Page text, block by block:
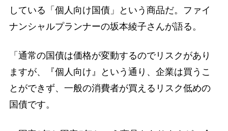
している「個人向け国債」という商品だ。ファイ
ナンシャルプランナーの坂本綾子さんが語る。
「通常の国債は価格が変動するのでリスクがあり
ますが、『個人向け』という通り、企業は買うこ
とができず、一般の消費者が買えるリスク低めの
国債です。